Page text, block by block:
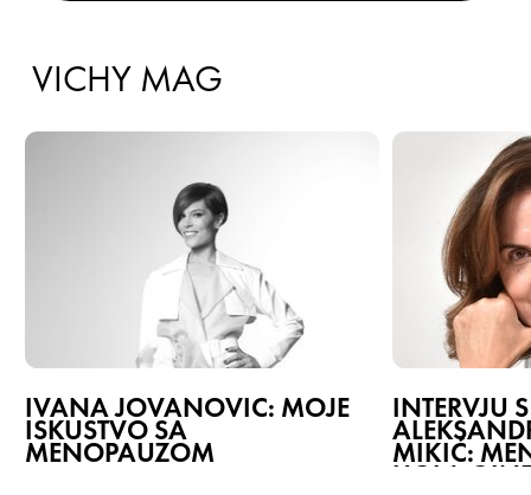
VICHY MAG
IVANA JOVANOVIĆ: MOJE
ISKUSTVO SA
MENOPAUZOM
INTERVJU
MIKIĆ:
UGLA